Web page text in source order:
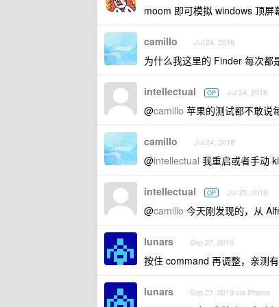
moom 即可模拟 windows 顶
camillo Jul 24, 2018
为什么我这里的 Finder 每次都
intellectual OP Jul 24, 2018
@camillo 苹果的测试都不敢说
camillo Jul 24, 2018
@intellectual 我重启或者手动
intellectual OP Jul 25, 2018
@camillo 今天刚发现的，从
lunars Sep 27, 2019
按住 command 再调整，亲测
lunars Sep 27, 2019 via iPhone